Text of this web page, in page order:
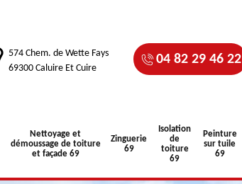
574 Chem. de Wette Fays
69300 Caluire Et Cuire
04 82 29 46 22
Nettoyage et
démoussage de toiture
et façade 69
Zinguerie
69
Isolation
de
toiture
69
Peinture
sur tuile
69